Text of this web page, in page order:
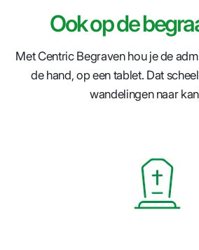
Ook op de
Met Centric Begraven hou je de
de hand, op een tablet. Dat
wandelingen naar